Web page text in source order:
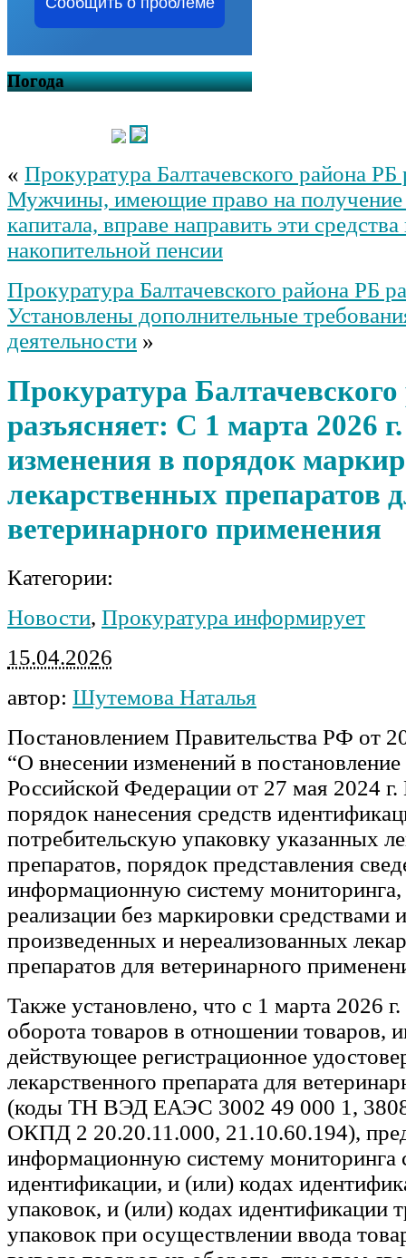
Погода
« Прокуратура Балтачевского района РБ
Мужчины, имеющие право на получение
капитала, вправе направить эти
накопительной пенсии
Прокуратура Балтачевского района РБ
Установлены дополнительные
деятельности »
Прокуратура
разъясняет: С 1 марта 2026
изменения в порядок
лекарственных препаратов
ветеринарного применения
Категории:
Новости, Прокуратура информирует
15.04.2026
автор: Шутемова Наталья
Постановлением Правительства РФ от
“О внесении изменений в постановление
Российской Федерации от 27 мая 2024
порядок нанесения средств
потребительскую упаковку указанных
препаратов, порядок представления
информационную систему мониторинга,
реализации без маркировки средствами
произведенных и нереализованных
препаратов для ветеринарного
Также установлено, что с 1 марта 2026
оборота товаров в отношении товаров,
действующее регистрационное
лекарственного препарата для
(коды ТН ВЭД ЕАЭС 3002 49 000 1,
ОКПД 2 20.20.11.000, 21.10.60.194),
информационную систему мониторинга
идентификации, и (или) кодах
упаковок, и (или) кодах идентификации
упаковок при осуществлении ввода